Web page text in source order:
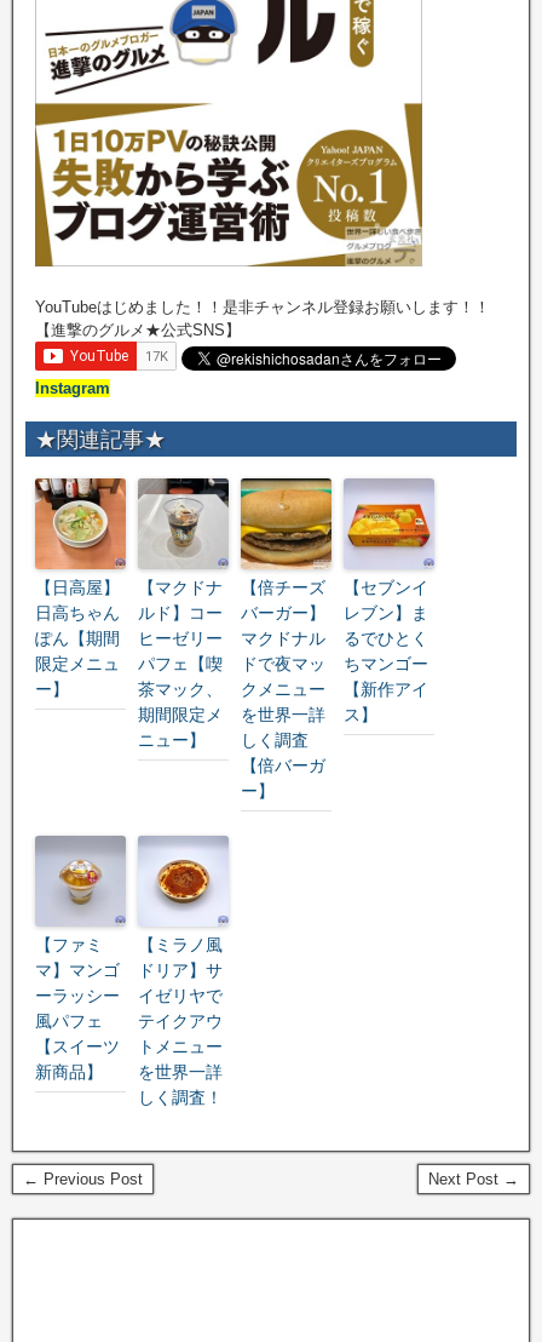
YouTubeはじめました！！是非チャンネル登録お願いします！！
【進撃のグルメ★公式SNS】
Instagram
★関連記事★
【日高屋】
日高ちゃん
ぽん【期間
限定メニュ
ー】
【マクドナ
ルド】コー
ヒーゼリー
パフェ【喫
茶マック、
期間限定メ
ニュー】
【倍チーズ
バーガー】
マクドナル
ドで夜マッ
クメニュー
を世界一詳
しく調査
【倍バーガ
ー】
【セブンイ
レブン】ま
るでひとく
ちマンゴー
【新作アイ
ス】
【ファミ
マ】マンゴ
ーラッシー
風パフェ
【スイーツ
新商品】
【ミラノ風
ドリア】サ
イゼリヤで
テイクアウ
トメニュー
を世界一詳
しく調査！
← Previous Post Next Post →